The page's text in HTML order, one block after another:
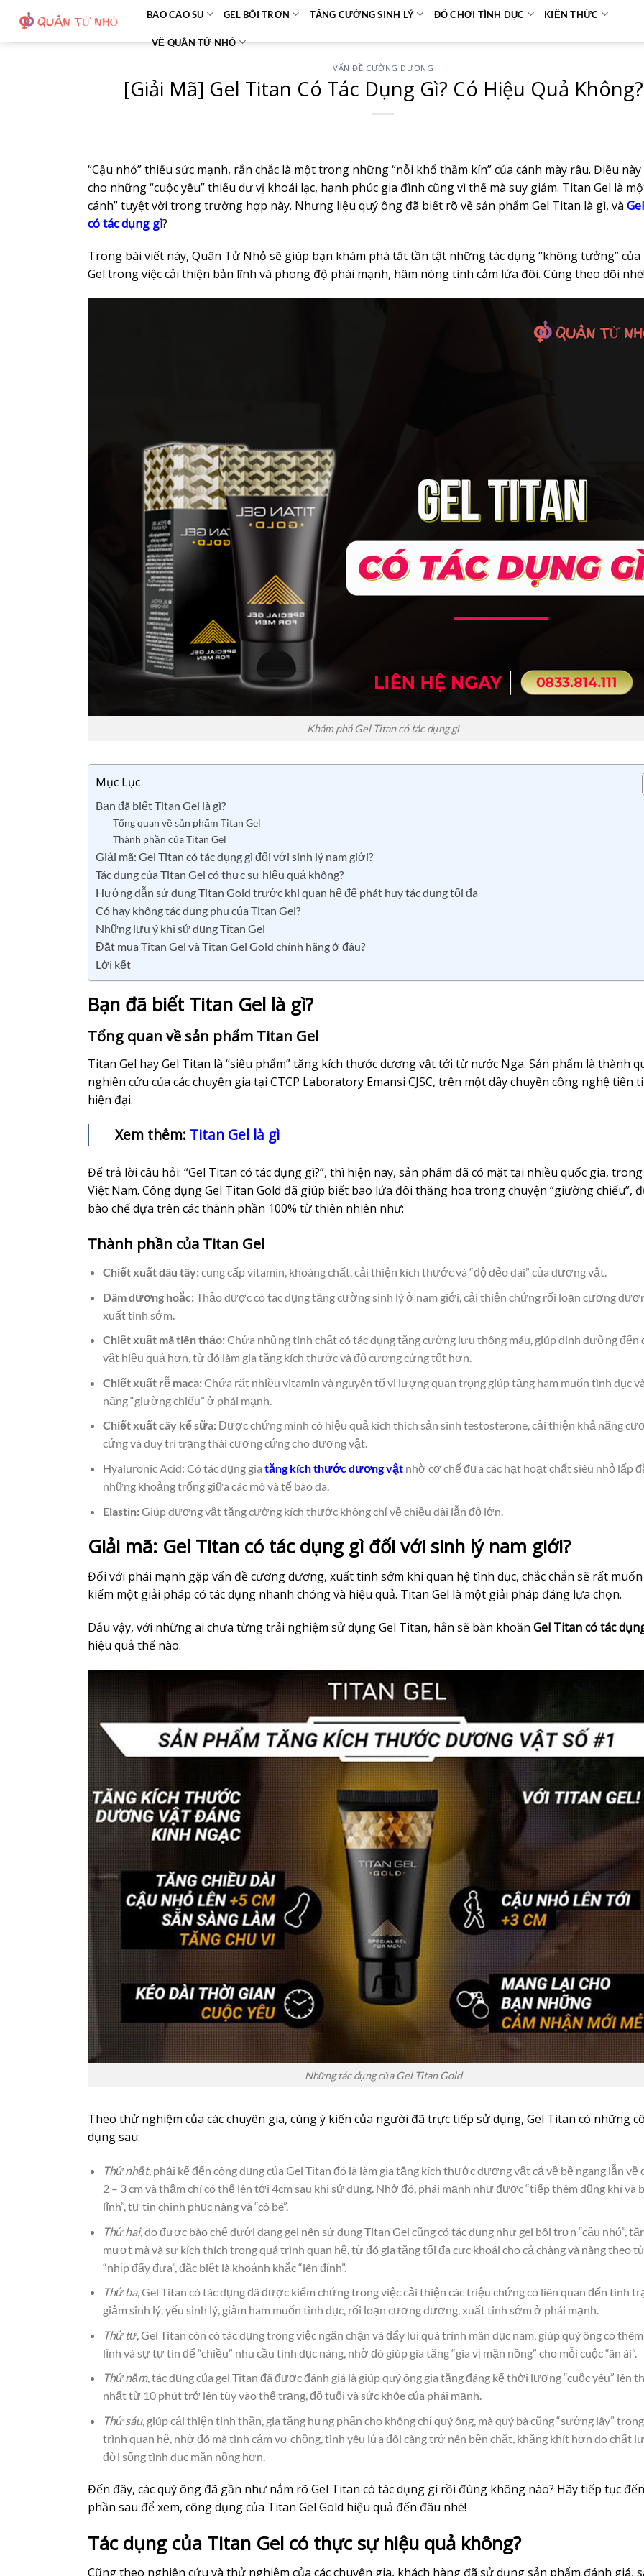
nội
BAO CAO SU GEL BÔI TRƠN TĂNG CƯỜNG SINH LÝ ĐỒ CHƠI TÌNH DỤC KIẾN THỨC
VỀ QUÂN TỬ NHỎ
VẤN ĐỀ CƯỜNG DƯƠNG
[Giải Mã] Gel Titan Có Tác Dụng Gì? Có Hiệu Quả Không?
“Cậu nhỏ” thiếu sức mạnh, rắn chắc là một trong những “nỗi khổ thầm kín” của cánh mày râu. Điều
cho những “cuộc yêu” thiếu dư vị khoái lạc, hạnh phúc gia đình cũng vì thế mà suy giảm. Titan Gel là
cánh” tuyệt vời trong trường hợp này. Nhưng liệu quý ông đã biết rõ về sản phẩm Gel Titan là gì, và
có tác dụng gì?
Trong bài viết này, Quân Tử Nhỏ sẽ giúp bạn khám phá tất tần tật những tác dụng “không tưởng”
Gel trong việc cải thiện bản lĩnh và phong độ phái mạnh, hâm nóng tình cảm lứa đôi. Cùng theo dõi
Khám phá Gel Titan có tác dụng gì
Mục Lục
Bạn đã biết Titan Gel là gì?
Tổng quan về sản phẩm Titan Gel
Thành phần của Titan Gel
Giải mã: Gel Titan có tác dụng gì đối với sinh lý nam giới?
Tác dụng của Titan Gel có thực sự hiệu quả không?
Hướng dẫn sử dụng Titan Gold trước khi quan hệ để phát huy tác dụng tối đa
Có hay không tác dụng phụ của Titan Gel?
Những lưu ý khi sử dụng Titan Gel
Đặt mua Titan Gel và Titan Gel Gold chính hãng ở đâu?
Lời kết
Bạn đã biết Titan Gel là gì?
Tổng quan về sản phẩm Titan Gel
Titan Gel hay Gel Titan là “siêu phẩm” tăng kích thước dương vật tới từ nước Nga. Sản phẩm là thành
nghiên cứu của các chuyên gia tại CTCP Laboratory Emansi CJSC, trên một dây chuyền công nghệ tiên
hiện đại.
Xem thêm: Titan Gel là gì
Để trả lời câu hỏi: “Gel Titan có tác dụng gì?”, thì hiện nay, sản phẩm đã có mặt tại nhiều quốc gia,
Việt Nam. Công dụng Gel Titan Gold đã giúp biết bao lứa đôi thăng hoa trong chuyện “giường chiếu”,
bào chế dựa trên các thành phần 100% từ thiên nhiên như:
Thành phần của Titan Gel
Chiết xuất dâu tây:cung cấp vitamin, khoáng chất, cải thiện kích thước và “độ dẻo dai” của dương vật.
Dâm dương hoắc:Thảo dược có tác dụng tăng cường sinh lý ở nam giới, cải thiện chứng rối loạn cương
xuất tinh sớm.
Chiết xuất mã tiên thảo:Chứa những tinh chất có tác dụng tăng cường lưu thông máu, giúp dinh dưỡng đến
vật hiệu quả hơn, từ đó làm gia tăng kích thước và độ cương cứng tốt hơn.
Chiết xuất rễ maca:Chứa rất nhiều vitamin và nguyên tố vi lượng quan trọng giúp tăng ham muốn tình dục
năng “giường chiếu” ở phái mạnh.
Chiết xuất cây kế sữa:Được chứng minh có hiệu quả kích thích sản sinh testosterone, cải thiện khả năng
cứng và duy trì trạng thái cương cứng cho dương vật.
Hyaluronic Acid: Có tác dụng gia tăng kích thước dương vậtnhờ cơ chế đưa các hạt hoạt chất siêu nhỏ lấp
những khoảng trống giữa các mô và tế bào da.
Elastin:Giúp dương vật tăng cường kích thước không chỉ về chiều dài lẫn độ lớn.
Giải mã: Gel Titan có tác dụng gì đối với sinh lý nam giới?
Đối với phái mạnh gặp vấn đề cương dương, xuất tinh sớm khi quan hệ tình dục, chắc chắn sẽ rất
kiếm một giải pháp có tác dụng nhanh chóng và hiệu quả. Titan Gel là một giải pháp đáng lựa chọn.
Dẫu vậy, với những ai chưa từng trải nghiệm sử dụng Gel Titan, hẳn sẽ băn khoăn Gel Titan có tác
hiệu quả thế nào.
Những tác dụng của Gel Titan Gold
Theo thử nghiệm của các chuyên gia, cùng ý kiến của người đã trực tiếp sử dụng, Gel Titan có những
dụng sau:
Thứ nhất, phải kể đến công dụng của Gel Titan đó là làm gia tăng kích thước dương vật cả về bề ngang lẫn về
2 – 3 cm và thậm chí có thể lên tới 4cm sau khi sử dụng. Nhờ đó, phái mạnh như được “tiếp thêm dũng khí và
lĩnh”, tự tin chinh phục nàng và “cô bé”.
Thứ hai, do được bào chế dưới dạng gel nên sử dụng Titan Gel cũng có tác dụng như gel bôi trơn “cậu nhỏ”,
mượt mà và sự kích thích trong quá trình quan hệ, từ đó gia tăng tối đa cực khoái cho cả chàng và nàng theo
“nhịp đẩy đưa”, đặc biệt là khoảnh khắc “lên đỉnh”.
Thứ ba, Gel Titan có tác dụng đã được kiểm chứng trong việc cải thiện các triệu chứng có liên quan đến tình
giảm sinh lý, yếu sinh lý, giảm ham muốn tình dục, rối loạn cương dương, xuất tinh sớm ở phái mạnh.
Thứ tư, Gel Titan còn có tác dụng trong việc ngăn chặn và đẩy lùi quá trình mãn dục nam, giúp quý ông có
lĩnh và sự tự tin để “chiều” nhu cầu tình dục nàng, nhờ đó giúp gia tăng “gia vị mặn nồng” cho mỗi cuộc “ân ái”.
Thứ năm, tác dụng của gel Titan đã được đánh giá là giúp quý ông gia tăng đáng kể thời lượng “cuộc yêu” lên
nhất từ 10 phút trở lên tùy vào thể trạng, độ tuổi và sức khỏe của phái mạnh.
Thứ sáu, giúp cải thiện tinh thần, gia tăng hưng phấn cho không chỉ quý ông, mà quý bà cũng “sướng lây”
trình quan hệ, nhờ đó mà tình cảm vợ chồng, tình yêu lứa đôi càng trở nên bền chặt, khăng khít hơn do chất
đời sống tình dục mặn nồng hơn.
Đến đây, các quý ông đã gần như nắm rõ Gel Titan có tác dụng gì rồi đúng không nào? Hãy tiếp tục
phần sau để xem, công dụng của Titan Gel Gold hiệu quả đến đâu nhé!
Tác dụng của Titan Gel có thực sự hiệu quả không?
Cũng theo nghiên cứu và thử nghiệm của các chuyên gia, khách hàng đã sử dụng sản phẩm đánh giá,